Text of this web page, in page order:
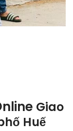
Giao
Huế